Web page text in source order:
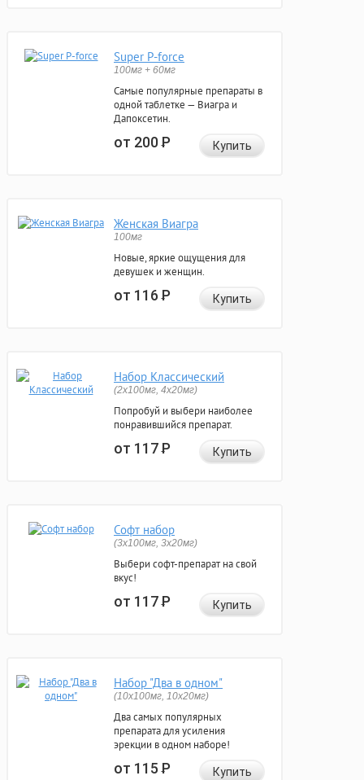
Super P-force
100мг + 60мг
Самые популярные препараты в
одной таблетке — Виагра и
Дапоксетин.
от 200Р Купить
Женская Виагра
100мг
Новые, яркие ощущения для
девушек и женщин.
от 116Р Купить
Набор Классический
(2x100мг, 4x20мг)
Попробуй и выбери наиболее
понравившийся препарат.
от 117Р Купить
Софт набор
(3x100мг, 3x20мг)
Выбери софт-препарат на свой
вкус!
от 117Р Купить
Набор "Два в одном"
(10x100мг, 10x20мг)
Два самых популярных
препарата для усиления
эрекции в одном наборе!
от 115Р Купить